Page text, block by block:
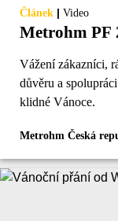
Článek | Video
Metrohm PF
Vážení zákazníci,
důvěru a
klidné Vánoce.
Metrohm Česká